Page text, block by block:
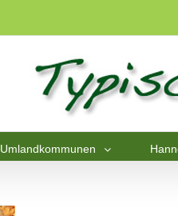
Umlandkommunen